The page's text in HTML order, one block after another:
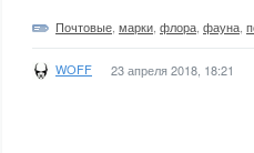
Почтовые марки флора фауна
WOFF 23 апреля 2018, 18:21